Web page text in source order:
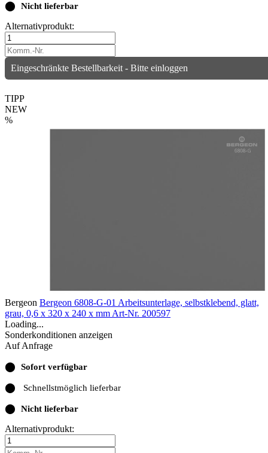
⬤ Nicht lieferbar
Alternativprodukt:
Eingeschränkte Bestellbarkeit - Bitte einloggen
TIPP
NEW
%
Bergeon Bergeon 6808-G-01 Arbeitsunterlage, selbstklebend, glatt,
grau, 0,6 x 320 x 240 x mm Art-Nr. 200597
Loading...
Sonderkonditionen anzeigen
Auf Anfrage
⬤ Sofort verfügbar
⬤ Schnellstmöglich lieferbar
⬤ Nicht lieferbar
Alternativprodukt: